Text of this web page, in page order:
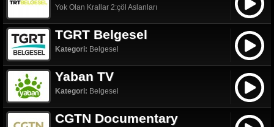
Yok Olan Krallar 2:çöl Aslanları
TGRT Belgesel
Kategori: Belgesel
Yaban TV
Kategori: Belgesel
CGTN Documentary